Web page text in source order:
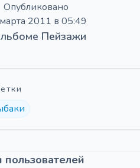
Опубликовано
2011 в 05:49
Пейзажи